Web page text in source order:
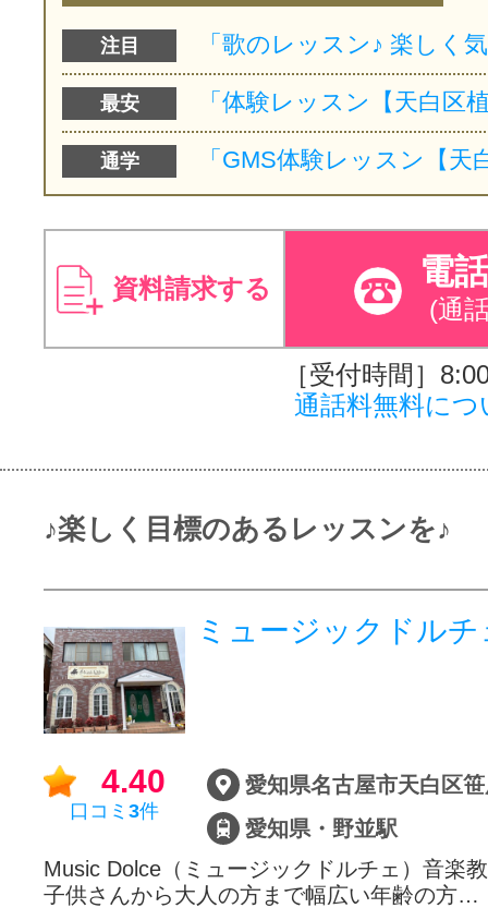
注目
最安
通学
資料請求する 電
(通
［受付時間］
通話料無料につ
♪楽しく目標のあるレッスンを♪
ミュージックドル
4.40
口コミ 3件
愛知県名古屋市天白区
愛知県・野並駅
Music Dolce（ミュージックドルチェ）音楽
子供さんから大人の方まで幅広い年齢の方…